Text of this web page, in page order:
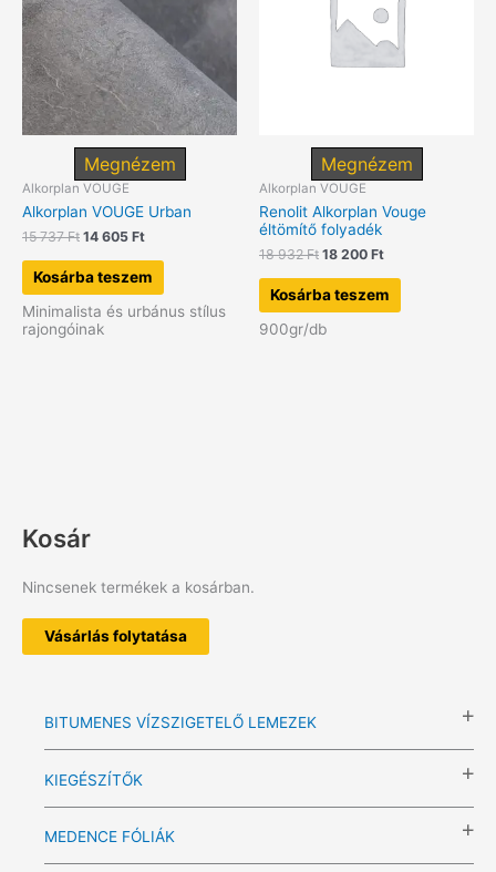
Kosár
Nincsenek termékek a kosárban.
Vásárlás folytatása
BITUMENES VÍZSZIGETELŐ LEMEZEK
KIEGÉSZÍTŐK
MEDENCE FÓLIÁK
Megnézem
Alkorplan VOUGE
Alkorplan VOUGE Urban
15 737Ft Original
was:
15
737 Ft.
14 605 FtCurrent
is:
605 Ft.
Kosárba teszem
Minimalista és urbánus stílus
rajongóinak
Megnézem
Alkorplan VOUGE
Renolit Alkorplan Vouge
éltömítő folyadék
18 932Ft Original
was:
18
932 Ft.
18 200 FtCurrent
is:
Kosárba teszem
900gr/db